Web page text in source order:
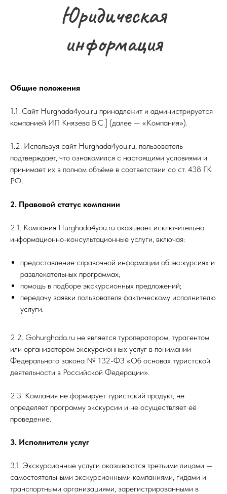
Юридическая
информация
Общие положения
1.1. Сайт Hurghada4you.ru принадлежит и администрируется
компанией ИП Князева В.С.] (далее — «Компания»).
1.2. Используя сайт Hurghada4you.ru, пользователь
подтверждает, что ознакомился с настоящими условиями и
принимает их в полном объёме в соответствии со ст. 438 ГК
РФ.
2. Правовой статус компании
2.1. Компания Hurghada4you.ru оказывает исключительно
информационно-консультационные услуги, включая:
предоставление справочной информации об экскурсиях и
развлекательных программах;
помощь в подборе экскурсионных предложений;
передачу заявки пользователя фактическому исполнителю
услуги.
2.2. Gohurghada.ru не является туроператором, турагентом
или организатором экскурсионных услуг в понимании
Федерального закона № 132-ФЗ «Об основах туристской
деятельности в Российской Федерации».
2.3. Компания не формирует туристский продукт, не
определяет программу экскурсии и не осуществляет её
проведение.
3. Исполнители услуг
3.1. Экскурсионные услуги оказываются третьими лицами —
самостоятельными экскурсионными компаниями, гидами и
транспортными организациями, зарегистрированными в